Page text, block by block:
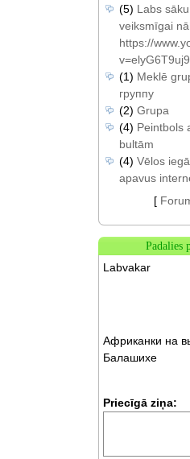
(5) Labs
veiksmīgai
https://
(1) Meklē
группу
(2) Grupa
(4) Peintbols
bultām
(4) Vēlos
apavus
[
Padalies
Labvakar
Африканки на
Балашихе
Priecīgā ziņa: